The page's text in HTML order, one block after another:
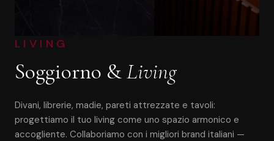
LIVING
Soggiorno &Living
Divani, librerie, madie, pareti attrezzate e tavoli:
progettiamo il tuo living come uno spazio armonico e
accogliente. Collaboriamo con i migliori brand italiani —